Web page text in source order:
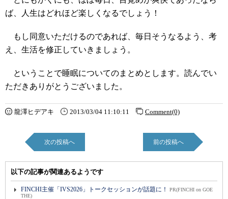
ば、人生はどれほど楽しくなるでしょう！
もし同意いただけるのであれば、毎日そうなるよう、考
え、生活を修正していきましょう。
ということで睡眠についてのまとめとします。読んでい
ただきありがとうございました。
龍澤ヒデアキ 2013/03/04 11:10:11 Comment(0)
次の投稿へ 前の投稿へ
以下の記事が関連あるようです
FINCHI主催「IVS2026」トークセッションが話題に！
PR(FINCHI on GOE
THE)